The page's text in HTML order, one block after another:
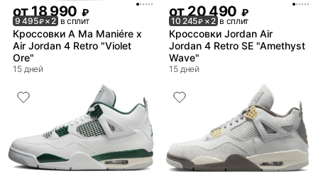
от18 990 ₽
9 495₽× 2 в сплит
Кроссовки A Ma Maniére x
Air Jordan 4 Retro "Violet
Ore"
15 дней
от20 490 ₽
10 245₽ × 2 в сплит
Кроссовки Jordan Air
Jordan 4 Retro SE "Amethyst
Wave"
15 дней